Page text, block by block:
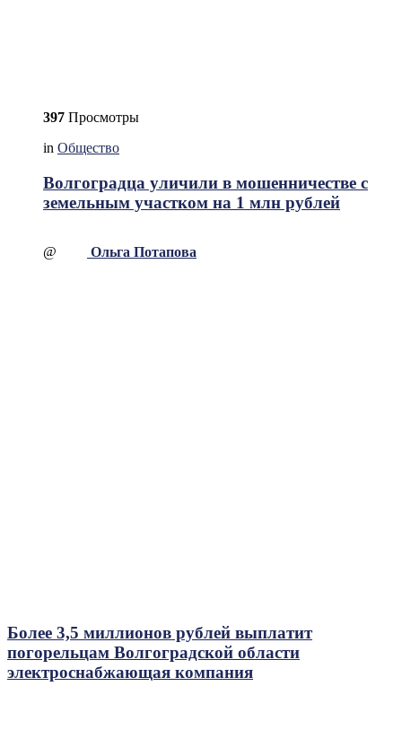
397 Просмотры
in Общество
Волгоградца уличили в мошенничестве с
земельным участком на 1 млн рублей
@ Ольга Потапова
Более 3,5 миллионов рублей выплатит
погорельцам Волгоградской области
электроснабжающая компания